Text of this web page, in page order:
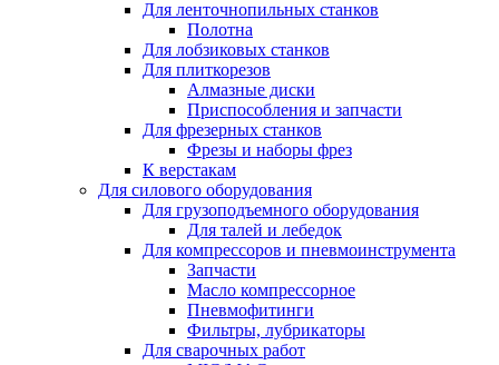
Для ленточнопильных станков
Полотна
Для лобзиковых станков
Для плиткорезов
Алмазные диски
Приспособления и запчасти
Для фрезерных станков
Фрезы и наборы фрез
К верстакам
Для силового оборудования
Для грузоподъемного оборудования
Для талей и лебедок
Для компрессоров и пневмоинструмента
Запчасти
Масло компрессорное
Пневмофитинги
Фильтры, лубрикаторы
Для сварочных работ